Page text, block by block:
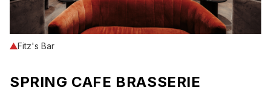
Fitz's Bar
SPRING CAFE BRASSERIE